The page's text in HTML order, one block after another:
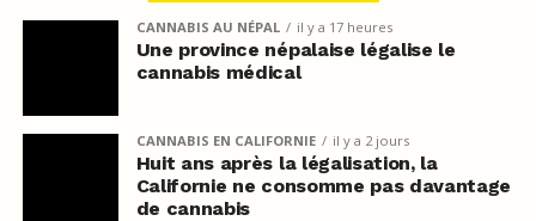
CANNABIS AU NÉPAL il y a 17 heures
Une province népalaise légalise le
cannabis médical
CANNABIS EN CALIFORNIE il y a 2 jours
Huit ans après la légalisation, la
Californie ne consomme pas davantage
de cannabis